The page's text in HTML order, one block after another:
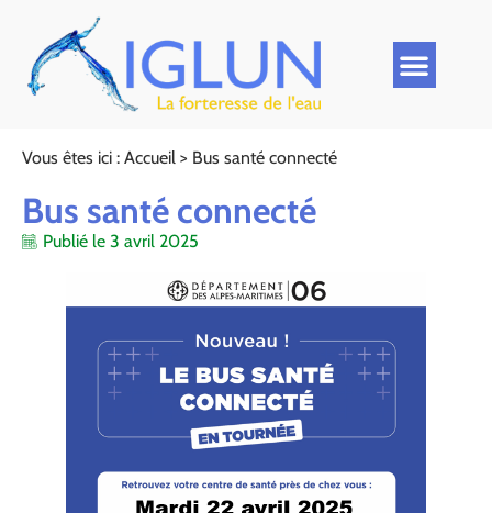
Vous êtes ici : Accueil > Bus santé connecté
Bus santé connecté
Publié le 3 avril 2025